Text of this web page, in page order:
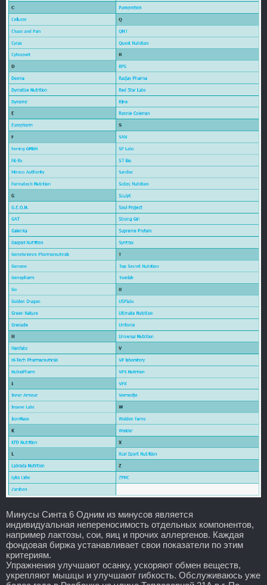
Минусы Синта 6 Одним из минусов является
индивидуальная непереносимость отдельных компонентов,
например лактозы, сои, яиц и прочих аллергенов. Каждая
фондовая биржа устанавливает свои показатели по этим
критериям.
Упражнения улучшают осанку, ускоряют обмен веществ,
укрепляют мышцы и улучшают гибкость. Обслуживаюсь уже